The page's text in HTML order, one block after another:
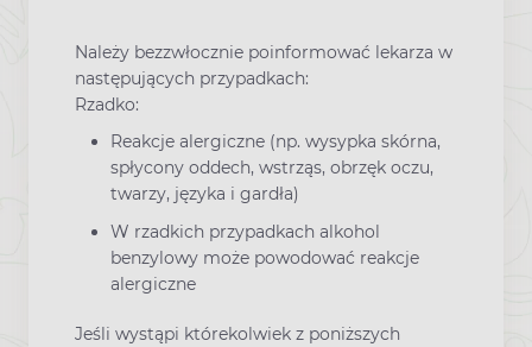
Należy bezzwłocznie poinformować lekarza w
następujących przypadkach:
Rzadko:
Reakcje alergiczne (np. wysypka skórna,
spłycony oddech, wstrząs, obrzęk oczu,
twarzy, języka i gardła)
W rzadkich przypadkach alkohol
benzylowy może powodować reakcje
alergiczne
Jeśli wystąpi którekolwiek z poniższych